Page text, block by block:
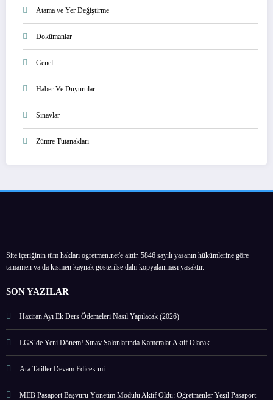
Atama ve Yer Değiştirme
Dokümanlar
Genel
Haber Ve Duyurular
Sınavlar
Zümre Tutanakları
Site içeriğinin tüm hakları ogretmen.net'e aittir. 5846 sayılı yasanın hükümlerine göre
tamamen ya da kısmen kaynak gösterilse dahi kopyalanması yasaktır.
SON YAZILAR
Haziran Ayı Ek Ders Ödemeleri Nasıl Yapılacak (2026)
LGS’de Yeni Dönem! Sınav Salonlarında Kameralar Aktif Olacak
Ara Tatiller Devam Edicek mi
MEB Pasaport Başvuru Yönetim Modülü Aktif Oldu: Öğretmenler Yeşil Pasaport